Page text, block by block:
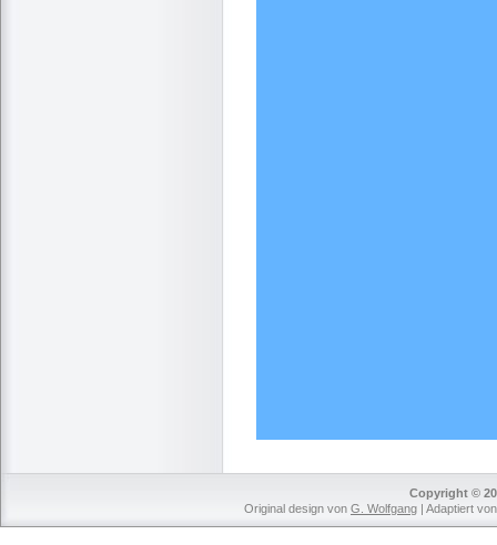
Copyright ©
Original design von G. Wolfgang | Adaptiert